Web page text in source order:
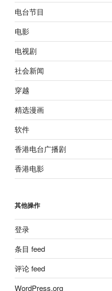
电台节目
电影
电视剧
社会新闻
穿越
精选漫画
软件
香港电台广播剧
香港电影
其他操作
登录
条目 feed
评论 feed
WordPress.org